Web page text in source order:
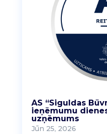
AS “Siguldas
ieņēmumu
uzņēmums
Jūn 25, 2026